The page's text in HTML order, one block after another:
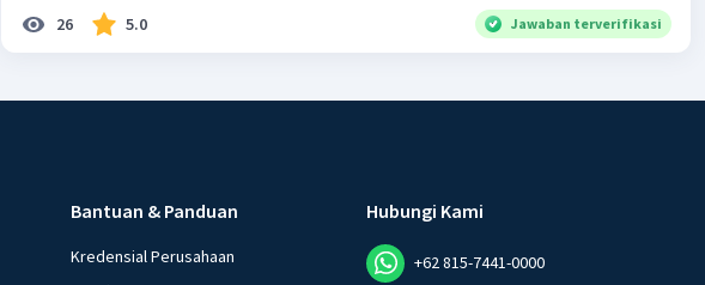
26 5.0 Jawaban terverifikasi
Bantuan & Panduan
Kredensial Perusahaan
Hubungi Kami
+62 815-7441-0000